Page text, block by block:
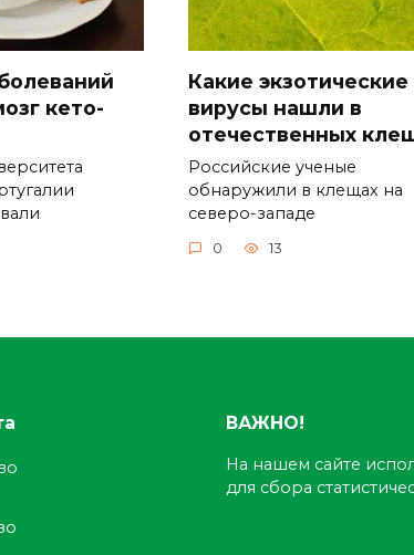
кето-
Какие экзотические
вирусы нашли в
отечественных
Российские ученые
обнаружили в клещах на
северо-западе
0 13
ВАЖНО!
На нашем сайте
для сбора